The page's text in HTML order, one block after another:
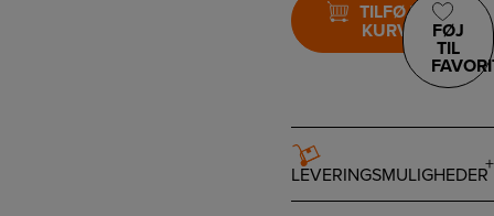
TILFØJ TIL
KURV
FØJ
TIL
LEVERINGSMULIGHEDER